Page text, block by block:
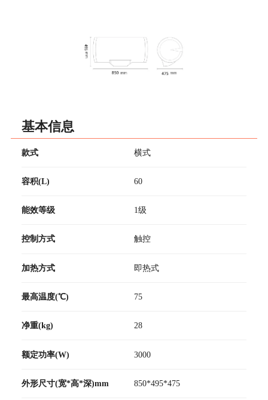
基本信息
款式 横式
容积(L) 60
能效等级 1级
控制方式 触控
加热方式 即热式
最高温度(℃) 75
净重(kg) 28
额定功率(W) 3000
外形尺寸(宽*高*深)mm 850*495*475